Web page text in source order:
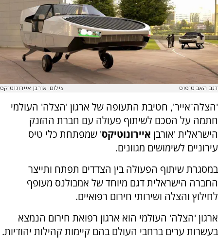
דגם האב טיפוס צילום: אורבן איירונוטיקס
'הצלה־אייר', חטיבת התעופה של ארגון 'הצלה' העולמי
חתמה על הסכם לשיתוף פעולה עם חברת ההזנק
הישראלית 'אורבן איירונוטיקס' שמפתחת כלי טיס
עירוניים לשימושים מגוונים.
במסגרת שיתוף הפעולה בין הצדדים תפתח ותייצר
החברה הישראלית דגם מיוחד של אמבולנס מעופף
לחילוץ והצלה ושירותי חירום רפואיים.
ארגון 'הצלה' העולמי הוא ארגון רפואת חירום הנמצא
בעשרות ערים ברחבי העולם בהם קיימות קהילות יהודיות.